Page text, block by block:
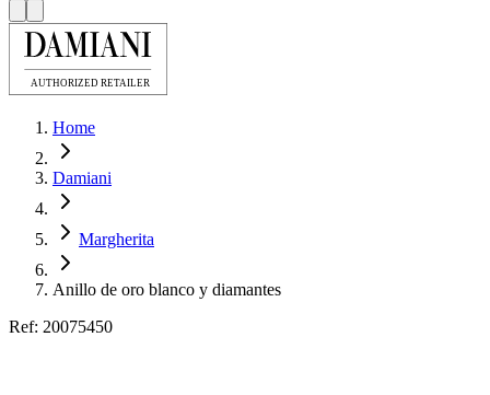
Home
Damiani
Margherita
Anillo de oro blanco y diamantes
Ref: 20075450